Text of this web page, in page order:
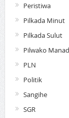
Peristiwa
Pilkada Minut
Pilkada Sulut
Pilwako
PLN
Politik
Sangihe
SGR